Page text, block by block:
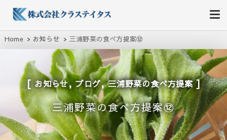
株式会社クラステイタス
地域のコミュニティーを大切にする企業
Home お知らせ 三浦野菜の食べ方提案⑫
お知らせ,ブログ,三浦野菜の食べ方提案
三浦野菜の食べ方提案⑫